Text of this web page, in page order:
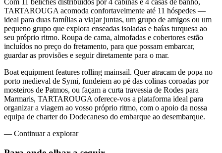
Com 11 beliches distribuídos por 4 cabinas e 4 casas de banho,
TARTAROUGA acomoda confortavelmente até 11 hóspedes —
ideal para duas famílias a viajar juntas, um grupo de amigos ou um
pequeno grupo que explora enseadas isoladas e baías turquesa ao
seu próprio ritmo. Roupa de cama, almofadas e cobertores estão
incluídos no preço do fretamento, para que possam embarcar,
guardar as provisões e seguir diretamente para o mar.
Boat equipment features rolling mainsail. Quer atracam de popa no
porto medieval de Symi, fundeiem ao pé das colinas coroadas por
mosteiros de Patmos, ou façam a curta travessia de Rodes para
Marmaris, TARTAROUGA oferece-vos a plataforma ideal para
organizar a viagem ao vosso próprio ritmo, com o apoio da nossa
equipa de charter do Dodecaneso do embarque ao desembarque.
— Continuar a explorar